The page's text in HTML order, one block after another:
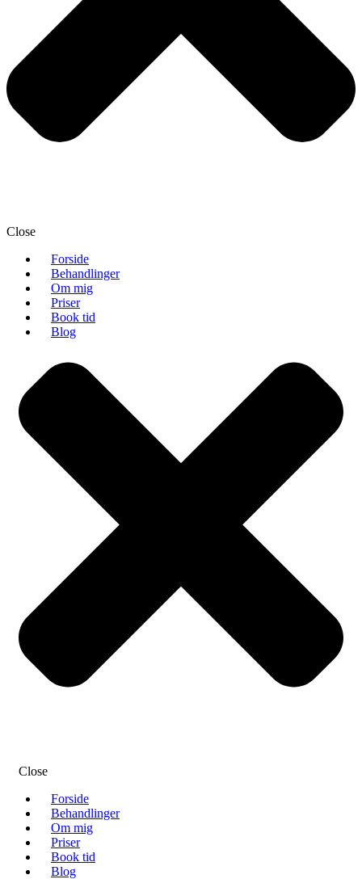
Close
Forside
Behandlinger
Om mig
Priser
Book tid
Blog
Close
Forside
Behandlinger
Om mig
Priser
Book tid
Blog